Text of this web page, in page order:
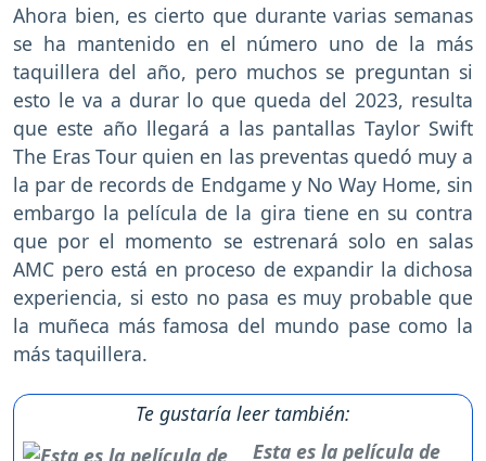
Ahora bien, es cierto que durante varias semanas
se ha mantenido en el número uno de la más
taquillera del año, pero muchos se preguntan si
esto le va a durar lo que queda del 2023, resulta
que este año llegará a las pantallas Taylor Swift
The Eras Tour quien en las preventas quedó muy a
la par de records de Endgame y No Way Home, sin
embargo la película de la gira tiene en su contra
que por el momento se estrenará solo en salas
AMC pero está en proceso de expandir la dichosa
experiencia, si esto no pasa es muy probable que
la muñeca más famosa del mundo pase como la
más taquillera.
Te gustaría leer también:
Esta es la película de